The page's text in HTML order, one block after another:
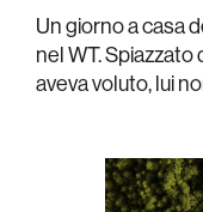
Un giorno a casa
nel WT.
aveva voluto, lui